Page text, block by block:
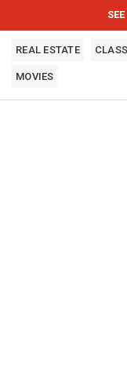
REAL ESTATE
MOVIES